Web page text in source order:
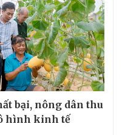
bại, nông dân thu
hình kinh tế